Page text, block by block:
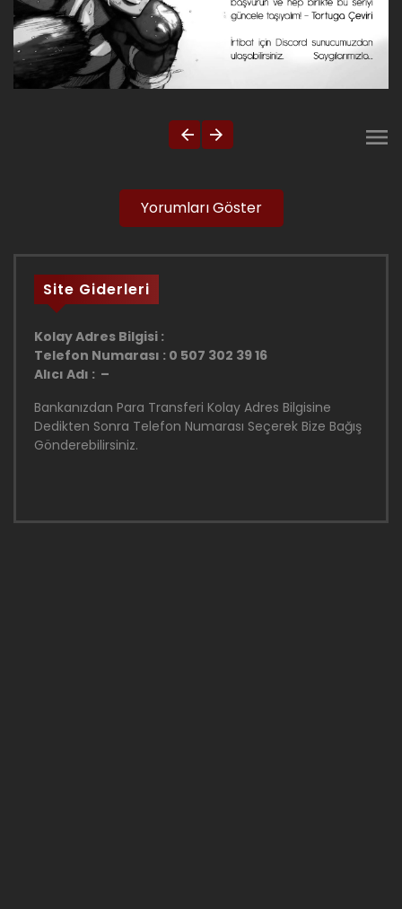
Yorumları Göster
Site Giderleri
Kolay Adres Bilgisi :
Telefon Numarası : 0 507 302 39 16
Alıcı Adı : –
Bankanızdan Para Transferi Kolay Adres Bilgisine
Dedikten Sonra Telefon Numarası Seçerek Bize Bağış
Gönderebilirsiniz.